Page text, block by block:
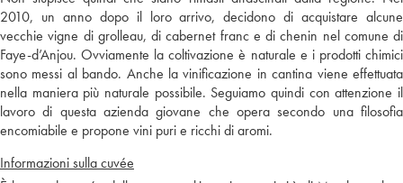
2010, un anno dopo il loro arrivo, decidono di acquistare alcune
vecchie vigne di grolleau, di cabernet franc e di chenin nel comune di
Faye-d’Anjou. Ovviamente la coltivazione è naturale e i prodotti chimici
sono messi al bando. Anche la vinificazione in cantina viene effettuata
nella maniera più naturale possibile. Seguiamo quindi con attenzione il
lavoro di questa azienda giovane che opera secondo una filosofia
encomiabile e propone vini puri e ricchi di aromi.
Informazioni sulla cuvée